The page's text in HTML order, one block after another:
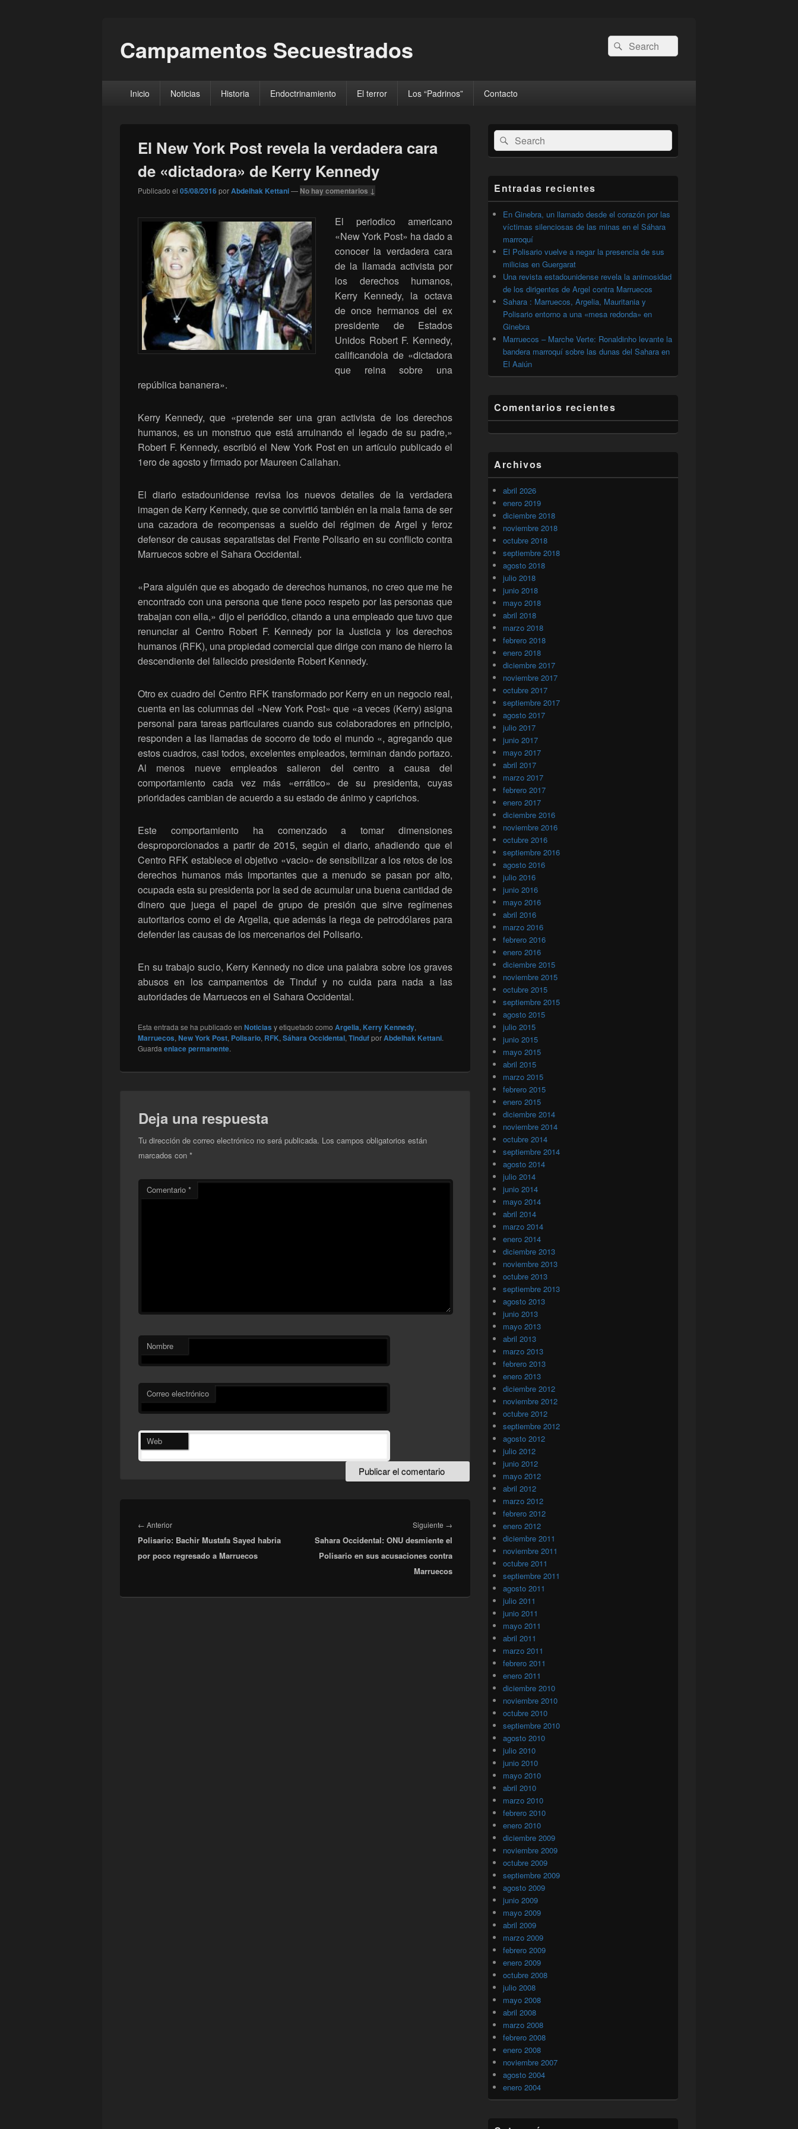
Campamentos Secuestrados
Buscar
por:
Buscar
principalInicio Noticias Historia Endoctrinamiento El terror Los “Padrinos” Contacto
El New York Post revela la verdadera cara
de «dictadora» de Kerry Kennedy
Publicado el 05/08/2016porAbdelhak Kettani— No hay comentarios ↓
El periodico americano
«New York Post» ha dado a
conocer la verdadera cara
de la llamada activista por
los derechos humanos,
Kerry Kennedy, la octava
de once hermanos del ex
presidente de Estados
Unidos Robert F. Kennedy,
calificandola de «dictadora
que reina sobre una
república bananera».
Kerry Kennedy, que «pretende ser una gran activista de los derechos
humanos, es un monstruo que está arruinando el legado de su padre,»
Robert F. Kennedy, escribió el New York Post en un artículo publicado el
1ero de agosto y firmado por Maureen Callahan.
El diario estadounidense revisa los nuevos detalles de la verdadera
imagen de Kerry Kennedy, que se convirtió también en la mala fama de ser
una cazadora de recompensas a sueldo del régimen de Argel y feroz
defensor de causas separatistas del Frente Polisario en su conflicto contra
Marruecos sobre el Sahara Occidental.
«Para alguién que es abogado de derechos humanos, no creo que me he
encontrado con una persona que tiene poco respeto por las personas que
trabajan con ella,» dijo el periódico, citando a una empleado que tuvo que
renunciar al Centro Robert F. Kennedy por la Justicia y los derechos
humanos (RFK), una propiedad comercial que dirige con mano de hierro la
descendiente del fallecido presidente Robert Kennedy.
Otro ex cuadro del Centro RFK transformado por Kerry en un negocio real,
cuenta en las columnas del «New York Post» que «a veces (Kerry) asigna
personal para tareas particulares cuando sus colaboradores en principio,
responden a las llamadas de socorro de todo el mundo «, agregando que
estos cuadros, casi todos, excelentes empleados, terminan dando portazo.
Al menos nueve empleados salieron del centro a causa del
comportamiento cada vez más «errático» de su presidenta, cuyas
prioridades cambian de acuerdo a su estado de ánimo y caprichos.
Este comportamiento ha comenzado a tomar dimensiones
desproporcionados a partir de 2015, según el diario, añadiendo que el
Centro RFK establece el objetivo «vacio» de sensibilizar a los retos de los
derechos humanos más importantes que a menudo se pasan por alto,
ocupada esta su presidenta por la sed de acumular una buena cantidad de
dinero que juega el papel de grupo de presión que sirve regímenes
autoritarios como el de Argelia, que además la riega de petrodólares para
defender las causas de los mercenarios del Polisario.
En su trabajo sucio, Kerry Kennedy no dice una palabra sobre los graves
abusos en los campamentos de Tinduf y no cuida para nada a las
autoridades de Marruecos en el Sahara Occidental.
Esta entrada se ha publicado en Noticias y etiquetado como Argelia, Kerry Kennedy,
Marruecos, New York Post, Polisario, RFK, Sáhara Occidental, TindufporAbdelhak Kettani.
Guarda enlace permanente.
Deja una respuesta
Tu dirección de correo electrónico no será publicada. Los campos obligatorios están
marcados con *
Comentario *
Nombre
Correo electrónico
Web
de
entradas
← AnteriorEntrada
anterior:
Polisario: Bachir Mustafa Sayed habria
por poco regresado a Marruecos
Siguiente →
Sahara Occidental: ONU desmiente el
Polisario en sus acusaciones contra
Marruecos
El
área
de
widget
lateral
primaria
Buscar
por:
Buscar
Entradas recientes
En Ginebra, un llamado desde el corazón por las
víctimas silenciosas de las minas en el Sáhara
marroquí
El Polisario vuelve a negar la presencia de sus
milicias en Guergarat
Una revista estadounidense revela la animosidad
de los dirigentes de Argel contra Marruecos
Sahara : Marruecos, Argelia, Mauritania y
Polisario entorno a una «mesa redonda» en
Ginebra
Marruecos – Marche Verte: Ronaldinho levante la
bandera marroquí sobre las dunas del Sahara en
El Aaiún
Comentarios recientes
Archivos
abril 2026
enero 2019
diciembre 2018
noviembre 2018
octubre 2018
septiembre 2018
agosto 2018
julio 2018
junio 2018
mayo 2018
abril 2018
marzo 2018
febrero 2018
enero 2018
diciembre 2017
noviembre 2017
octubre 2017
septiembre 2017
agosto 2017
julio 2017
junio 2017
mayo 2017
abril 2017
marzo 2017
febrero 2017
enero 2017
diciembre 2016
noviembre 2016
octubre 2016
septiembre 2016
agosto 2016
julio 2016
junio 2016
mayo 2016
abril 2016
marzo 2016
febrero 2016
enero 2016
diciembre 2015
noviembre 2015
octubre 2015
septiembre 2015
agosto 2015
julio 2015
junio 2015
mayo 2015
abril 2015
marzo 2015
febrero 2015
enero 2015
diciembre 2014
noviembre 2014
octubre 2014
septiembre 2014
agosto 2014
julio 2014
junio 2014
mayo 2014
abril 2014
marzo 2014
enero 2014
diciembre 2013
noviembre 2013
octubre 2013
septiembre 2013
agosto 2013
junio 2013
mayo 2013
abril 2013
marzo 2013
febrero 2013
enero 2013
diciembre 2012
noviembre 2012
octubre 2012
septiembre 2012
agosto 2012
julio 2012
junio 2012
mayo 2012
abril 2012
marzo 2012
febrero 2012
enero 2012
diciembre 2011
noviembre 2011
octubre 2011
septiembre 2011
agosto 2011
julio 2011
junio 2011
mayo 2011
abril 2011
marzo 2011
febrero 2011
enero 2011
diciembre 2010
noviembre 2010
octubre 2010
septiembre 2010
agosto 2010
julio 2010
junio 2010
mayo 2010
abril 2010
marzo 2010
febrero 2010
enero 2010
diciembre 2009
noviembre 2009
octubre 2009
septiembre 2009
agosto 2009
junio 2009
mayo 2009
abril 2009
marzo 2009
febrero 2009
enero 2009
octubre 2008
julio 2008
mayo 2008
abril 2008
marzo 2008
febrero 2008
enero 2008
noviembre 2007
agosto 2004
enero 2004